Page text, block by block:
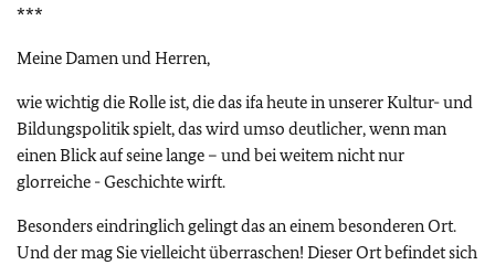
***
Meine Damen und Herren,
wie wichtig die Rolle ist, die das ifa heute in unserer Kultur- und
Bildungspolitik spielt, das wird umso deutlicher, wenn man
einen Blick auf seine lange – und bei weitem nicht nur
glorreiche - Geschichte wirft.
Besonders eindringlich gelingt das an einem besonderen Ort.
Und der mag Sie vielleicht überraschen! Dieser Ort befindet sich